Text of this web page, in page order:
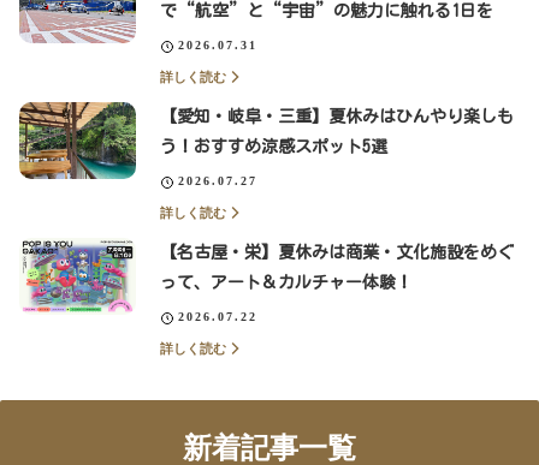
で“航空”と“宇宙”の魅力に触れる1日を
2026.07.31
詳しく読む
【愛知・岐阜・三重】夏休みはひんやり楽しも
う！おすすめ涼感スポット5選
2026.07.27
詳しく読む
【名古屋・栄】夏休みは商業・文化施設をめぐ
って、アート＆カルチャー体験！
2026.07.22
詳しく読む
新着記事一覧